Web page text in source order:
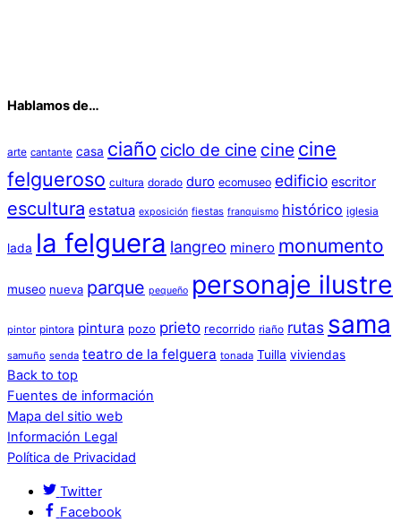
Hablamos de…
arte cantante casa ciaño ciclo de cine cine cine
felgueroso cultura dorado duro ecomuseo edificio escritor
escultura estatua exposición fiestas franquismo histórico iglesia
lada la felguera langreo minero monumento
museo nueva parque pequeño personaje ilustre
pintor pintora pintura pozo prieto recorrido riaño rutas sama
samuño senda teatro de la felguera tonada Tuilla viviendas
Back to top
Fuentes de información
Mapa del sitio web
Información Legal
Política de Privacidad
Twitter
Facebook